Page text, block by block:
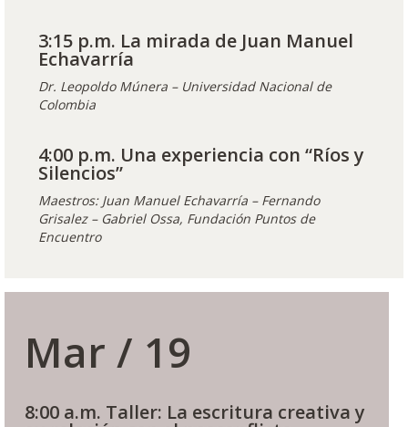
3:15 p.m. La mirada de Juan Manuel
Echavarría
Dr. Leopoldo Múnera – Universidad Nacional de
Colombia
4:00 p.m. Una experiencia con “Ríos y
Silencios”
Maestros: Juan Manuel Echavarría – Fernando
Grisalez – Gabriel Ossa, Fundación Puntos de
Encuentro
Mar / 19
8:00 a.m. Taller: La escritura creativa y